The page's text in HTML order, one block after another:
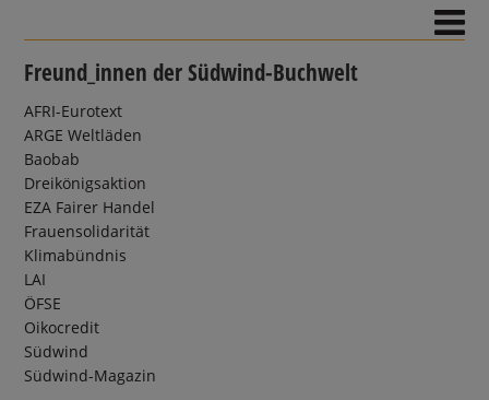
Freund_innen der Südwind-Buchwelt
AFRI-Eurotext
ARGE Weltläden
Baobab
Dreikönigsaktion
EZA Fairer Handel
Frauensolidarität
Klimabündnis
LAI
ÖFSE
Oikocredit
Südwind
Südwind-Magazin